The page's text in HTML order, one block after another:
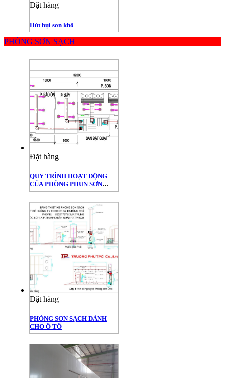
Đặt hàng
Hút bụi sơn khô
PHÒNG SƠN SẠCH
Đặt hàng
QUY TRÌNH HOẠT ĐỘNG
CỦA PHÒNG PHUN SƠN
SẠCH CHUẨN GMP
Đặt hàng
PHÒNG SƠN SẠCH DÀNH
CHO Ô TÔ